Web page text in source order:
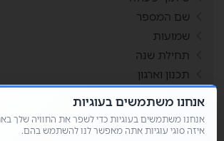
שם המספר
שמועות
תחילת שנה
תכנון וארגון
תשבצים
אנחנו משתמשים בעוגיות
אנחנו משתמשים בעוגיות כדי לשפר את החוויה שלך
איזה סוגי עוגיות אתה מאפשר לנו להשתמש בהם.